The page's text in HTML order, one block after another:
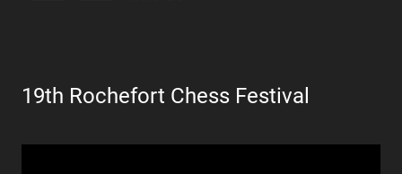
19th Rochefort Chess Festival